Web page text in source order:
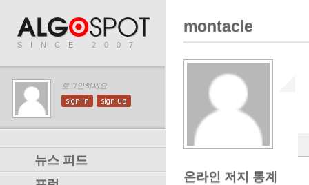
SINCE 2007
로그인하세요.
sign in sign up
뉴스 피드
montacle
온라인 저지 통계